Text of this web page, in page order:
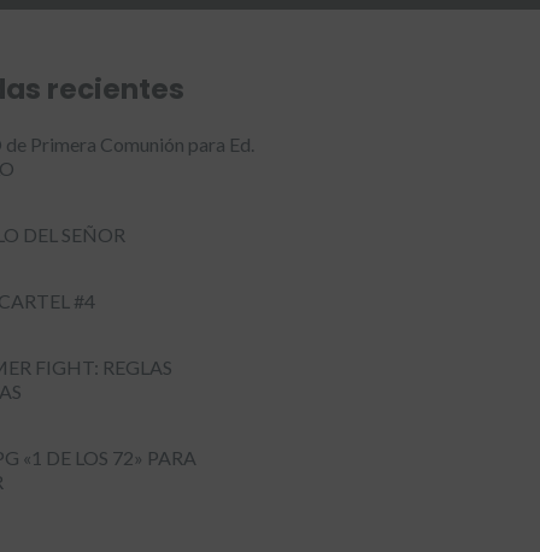
recientes
Primera Comunión para Ed.
DEL SEÑOR
#4
FIGHT: REGLAS
«1 DE LOS 72» PARA